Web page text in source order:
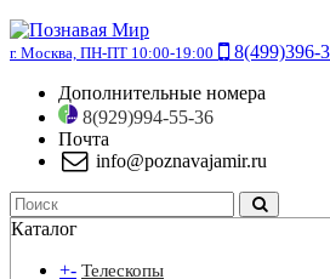
г. Москва, ПН-ПТ 10:00-19:00
8(499)396-
Дополнительные номера
8(929)994-55-36
Почта
info@poznavajamir.ru
Каталог
+- Телескопы